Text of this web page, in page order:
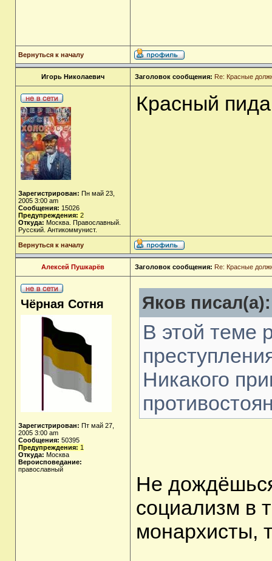
Вернуться к началу
Игорь Николаевич Заголовок сообщения: Re: Красные
Зарегистрирован: Пн май 23,
2005 3:00 am
Сообщения: 15026
Предупреждения: 2
Откуда: Москва. Православный.
Русский. Антикоммунист.
Красный
Вернуться к началу
Алексей Пушкарёв Заголовок сообщения: Re: Красные
Чёрная Сотня
Зарегистрирован: Пт май 27,
2005 3:00 am
Сообщения: 50395
Предупреждения: 1
Откуда: Москва
Вероисповедание:
православный
Яков писал(а):
В этой теме
Никакого
Не
социализм в
монархисты,